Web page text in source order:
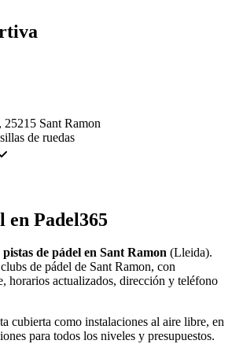
25215 Sant Ramon
de ruedas
en Padel365
pistas de pádel en Sant Ramon (Lleida).
de pádel de Sant Ramon, con
horarios actualizados, dirección y teléfono
cubierta como instalaciones al aire libre, en
para todos los niveles y presupuestos.